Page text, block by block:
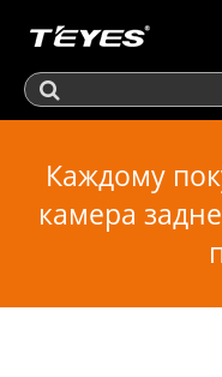
Каждому
камера